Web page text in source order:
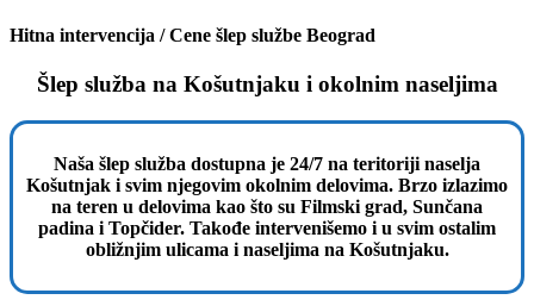
Hitna intervencija / Cene šlep službe Beograd
Šlep služba na Košutnjaku i okolnim naseljima
Naša šlep služba dostupna je 24/7 na teritoriji naselja
Košutnjak i svim njegovim okolnim delovima. Brzo izlazimo
na teren u delovima kao što su Filmski grad, Sunčana
padina i Topčider. Takođe intervenišemo i u svim ostalim
obližnjim ulicama i naseljima na Košutnjaku.